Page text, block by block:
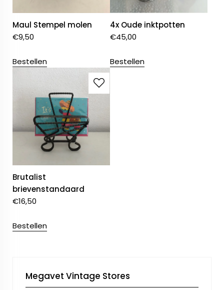
Maul Stempel molen
€9,50
Bestellen
4x Oude inktpotten
€45,00
Bestellen
Brutalist
brievenstandaard
€16,50
Bestellen
Megavet Vintage Stores